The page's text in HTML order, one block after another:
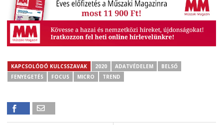
KAPCSOLÓDÓ KULCSSZAVAK 2020 ADATVÉDELEM
BELSŐ
FENYEGETÉS
FOCUS MICRO TREND